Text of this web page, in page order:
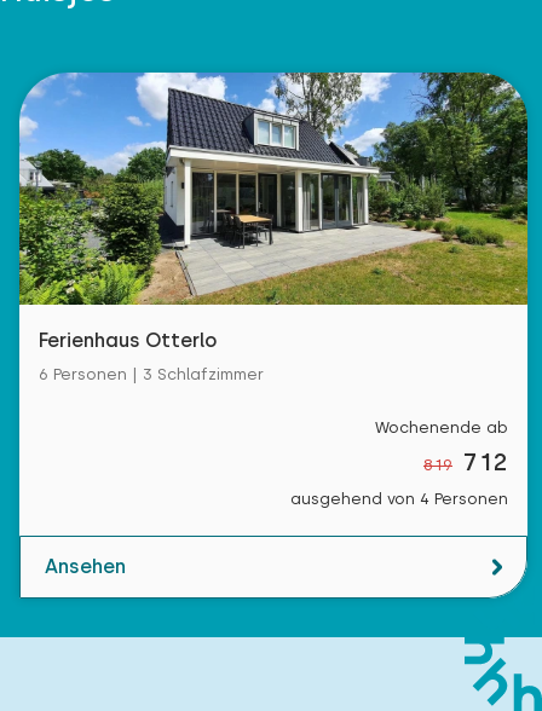
Ferienhaus Otterlo
6 Personen | 3 Schlafzimmer
Wochenende ab
819 712
ausgehend von 4 Personen
Ansehen